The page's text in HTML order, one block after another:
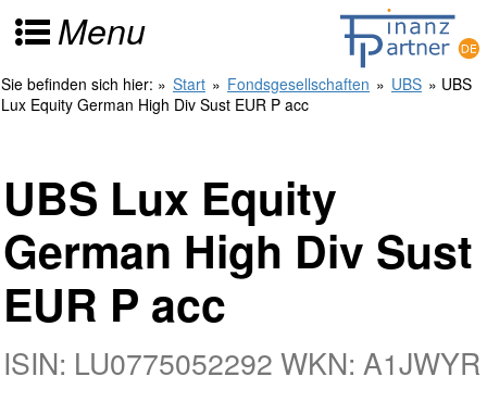
Menu
Sie befinden sich hier: » Start » Fondsgesellschaften » UBS » UBS
Lux Equity German High Div Sust EUR P acc
UBS Lux Equity
German High Div Sust
EUR P acc
ISIN: LU0775052292 WKN: A1JWYR